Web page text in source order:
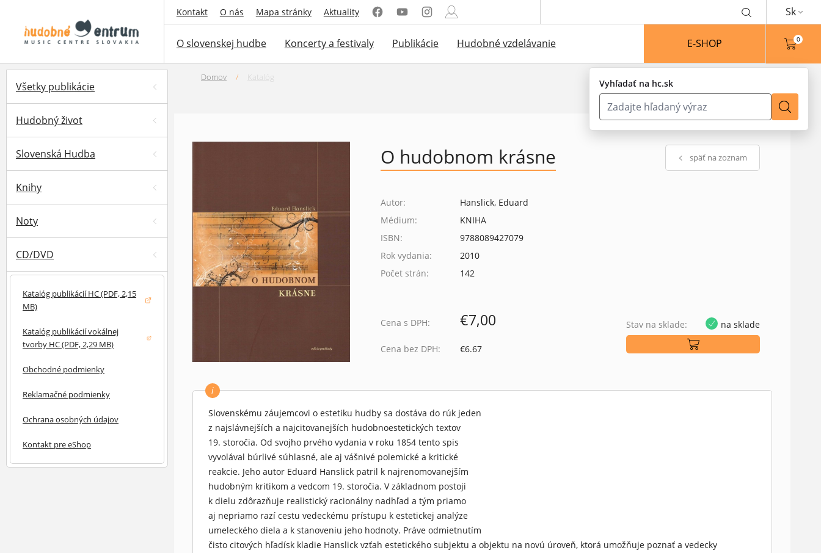
Kontakt O nás Mapa stránky Aktuality
Vyhľadať na hc.sk
Sk
O slovenskej hudbe Koncerty a festivaly Publikácie Hudobné vzdelávanie E-SHOP 0
Všetky publikácie
Hudobný život
Slovenská Hudba
Knihy
Noty
CD/DVD
Katalóg publikácií HC (PDF, 2,15
MB)
(otvorí sa v novom okne)
Katalóg publikácií vokálnej
tvorby HC (PDF, 2,29 MB)
(otvorí sa v novom okne)
Obchodné podmienky
Reklamačné podmienky
Ochrana osobných údajov
Kontakt pre eShop
Domov / Katalóg
O hudobnom krásne späť na zoznam
Autor:
Hanslick, Eduard
Médium:
KNIHA
ISBN:
9788089427079
Rok vydania:
2010
Počet strán:
142
Cena s DPH: €7,00
Cena bez DPH: €6.67
Stav na sklade: na sklade
i
Slovenskému záujemcovi o estetiku hudby sa dostáva do rúk jeden
z najslávnejších a najcitovanejších hudobnoestetických textov
19. storočia. Od svojho prvého vydania v roku 1854 tento spis
vyvolával búrlivé súhlasné, ale aj vášnivé polemické a kritické
reakcie. Jeho autor Eduard Hanslick patril k najrenomovanejším
hudobným kritikom a vedcom 19. storočia. V základnom postoji
k dielu zdôrazňuje realistický racionálny nadhľad a tým priamo
aj nepriamo razí cestu vedeckému prístupu k estetickej analýze
umeleckého diela a k stanoveniu jeho hodnoty. Práve odmietnutím
čisto citových hľadísk kladie Hanslick vzťah estetického subjektu a objektu na novú úroveň, ktorá umožňuje poznať a vedecky